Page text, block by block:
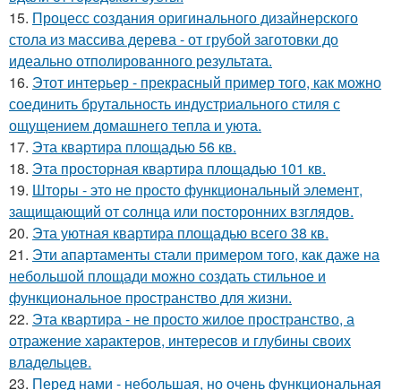
15. Процесс создания оригинального дизайнерского
стола из массива дерева - от грубой заготовки до
идеально отполированного результата.
16. Этот интерьер - прекрасный пример того, как можно
соединить брутальность индустриального стиля с
ощущением домашнего тепла и уюта.
17. Эта квартира площадью 56 кв.
18. Эта просторная квартира площадью 101 кв.
19. Шторы - это не просто функциональный элемент,
защищающий от солнца или посторонних взглядов.
20. Эта уютная квартира площадью всего 38 кв.
21. Эти апартаменты стали примером того, как даже на
небольшой площади можно создать стильное и
функциональное пространство для жизни.
22. Эта квартира - не просто жилое пространство, а
отражение характеров, интересов и глубины своих
владельцев.
23. Перед нами - небольшая, но очень функциональная